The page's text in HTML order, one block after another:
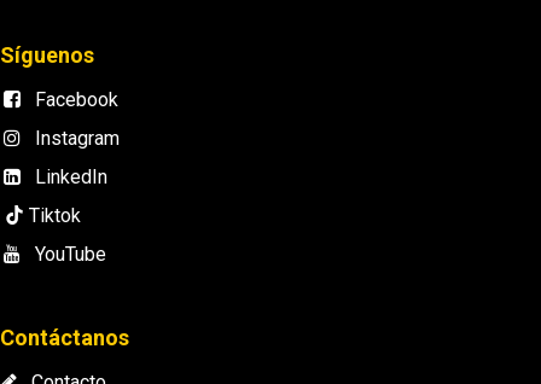
Síguenos
Facebook
Instagram
LinkedIn
Tiktok
YouTube
Contáctanos